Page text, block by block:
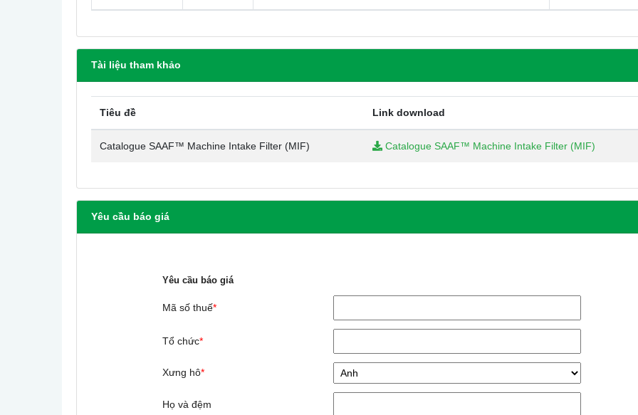
Tài liệu tham khảo
Tiêu đề Link download
Catalogue SAAF™ Machine Intake Filter (MIF) Catalogue SAAF™ Machine Intake Filter (MIF)
Yêu cầu báo giá
Yêu cầu báo giá
Mã số thuế*
Tổ chức*
Xưng hô*
Họ và đệm